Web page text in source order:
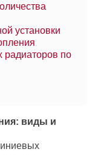
установки
радиаторов по
виды и